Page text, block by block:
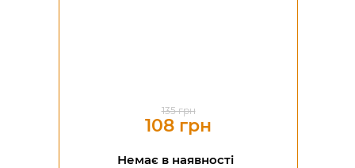
135 грн
108 грн
Немає в наявності